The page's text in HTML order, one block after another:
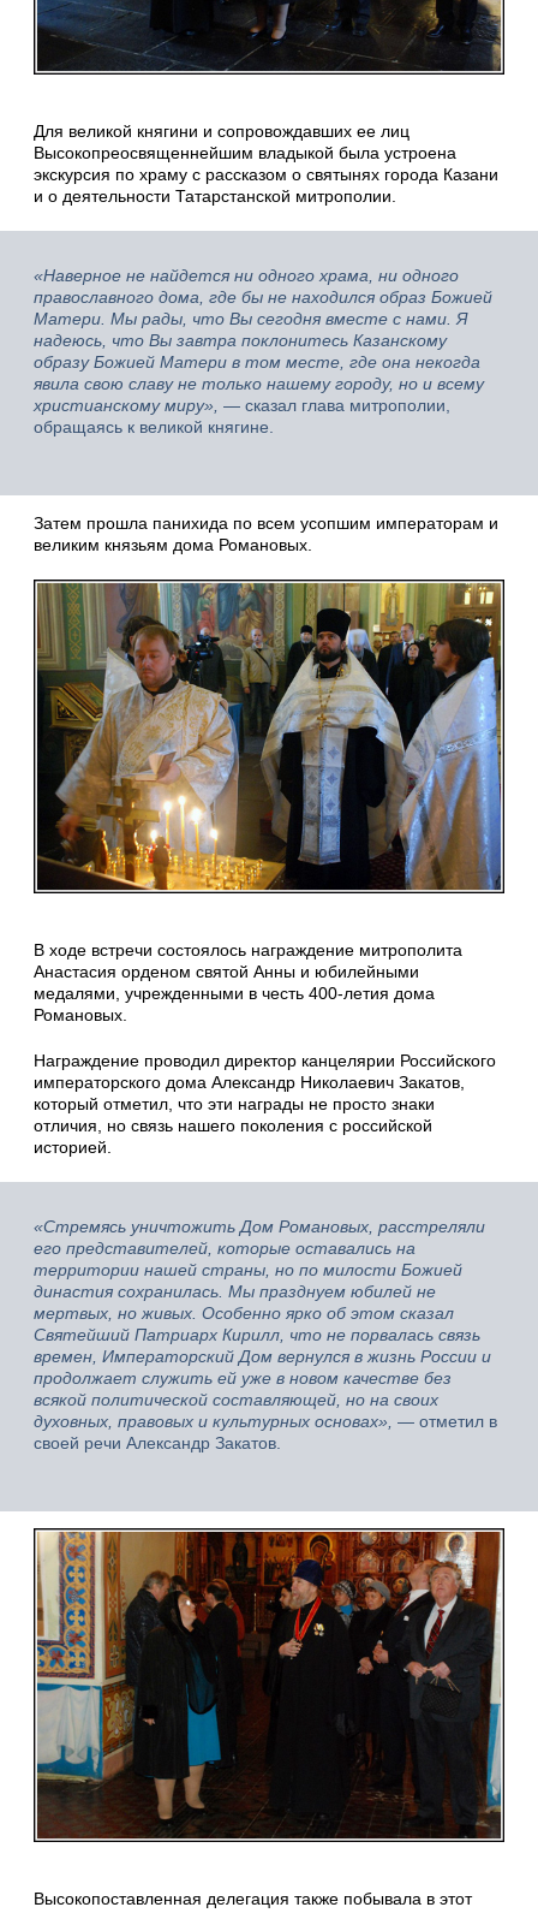
Для великой княгини и сопровождавших ее лиц
Высокопреосвященнейшим владыкой была устроена
экскурсия по храму с рассказом о святынях города Казани
и о деятельности Татарстанской митрополии.
«Наверное не найдется ни одного храма, ни одного
православного дома, где бы не находился образ Божией
Матери. Мы рады, что Вы сегодня вместе с нами. Я
надеюсь, что Вы завтра поклонитесь Казанскому
образу Божией Матери в том месте, где она некогда
явила свою славу не только нашему городу, но и всему
христианскому миру», — сказал глава митрополии,
обращаясь к великой княгине.
Затем прошла панихида по всем усопшим императорам и
великим князьям дома Романовых.
В ходе встречи состоялось награждение митрополита
Анастасия орденом святой Анны и юбилейными
медалями, учрежденными в честь 400-летия дома
Романовых.
Награждение проводил директор канцелярии Российского
императорского дома Александр Николаевич Закатов,
который отметил, что эти награды не просто знаки
отличия, но связь нашего поколения с российской
историей.
«Стремясь уничтожить Дом Романовых, расстреляли
его представителей, которые оставались на
территории нашей страны, но по милости Божией
династия сохранилась. Мы празднуем юбилей не
мертвых, но живых. Особенно ярко об этом сказал
Святейший Патриарх Кирилл, что не порвалась связь
времен, Императорский Дом вернулся в жизнь России и
продолжает служить ей уже в новом качестве без
всякой политической составляющей, но на своих
духовных, правовых и культурных основах», — отметил в
своей речи Александр Закатов.
Высокопоставленная делегация также побывала в этот